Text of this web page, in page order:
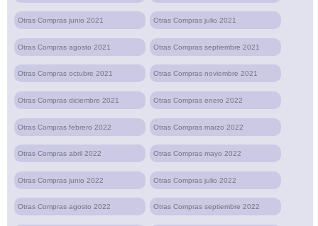
Otras Compras junio 2021 Otras Compras julio 2021
Otras Compras agosto 2021 Otras Compras septiembre 2021
Otras Compras octubre 2021 Otras Compras noviembre 2021
Otras Compras diciembre 2021 Otras Compras enero 2022
Otras Compras febrero 2022 Otras Compras marzo 2022
Otras Compras abril 2022 Otras Compras mayo 2022
Otras Compras junio 2022 Otras Compras julio 2022
Otras Compras agosto 2022 Otras Compras septiembre 2022